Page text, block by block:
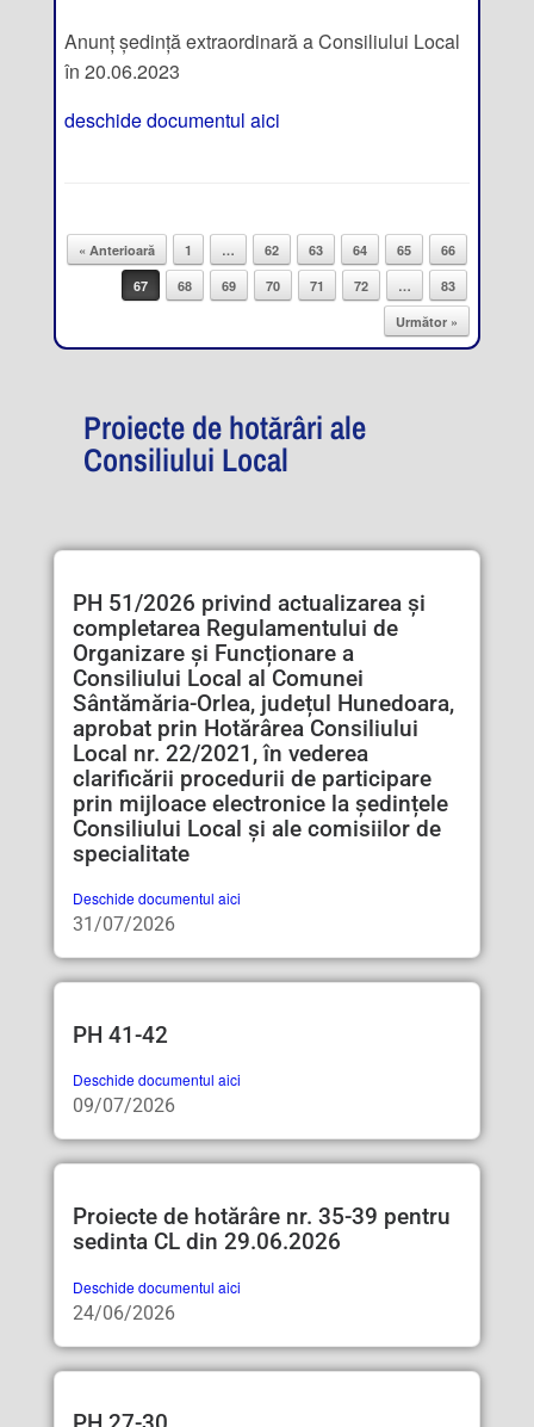
Anunț ședință extraordinară a Consiliului Local
în 20.06.2023
deschide documentul aici
Post navigation
« Anterioară 1 … 62 63 64 65
66
67
68 69 70 71 72 …
83
Următor »
Proiecte de hotărâri ale
Consiliului Local
PH 51/2026 privind actualizarea și
completarea Regulamentului de
Organizare și Funcționare a
Consiliului Local al Comunei
Sântămăria-Orlea, județul Hunedoara,
aprobat prin Hotărârea Consiliului
Local nr. 22/2021, în vederea
clarificării procedurii de participare
prin mijloace electronice la ședințele
Consiliului Local și ale comisiilor de
specialitate
Deschide documentul aici
31/07/2026
PH 41-42
Deschide documentul aici
09/07/2026
Proiecte de hotărâre nr. 35-39 pentru
sedinta CL din 29.06.2026
Deschide documentul aici
24/06/2026